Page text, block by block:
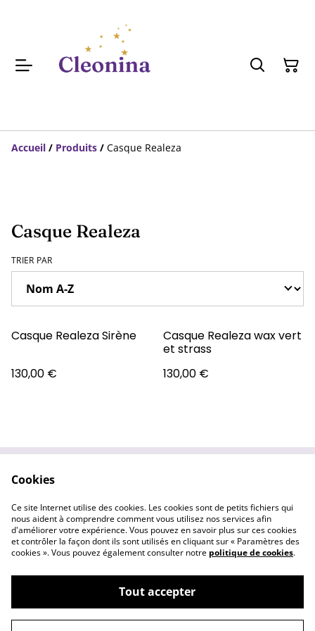
Accueil / Produits / Casque Realeza
Casque Realeza
TRIER PAR
Casque Realeza Sirène
130,00 €
Casque Realeza wax vert
et strass
130,00 €
Contactez-nous
Politique de
confidentialité
Politique de cookies
©2026Cleonina Créations
Cookies
Ce site Internet utilise des cookies. Les cookies sont de petits fichiers qui
nous aident à comprendre comment vous utilisez nos services afin
d'améliorer votre expérience. Vous pouvez en savoir plus sur ces cookies
et contrôler la façon dont ils sont utilisés en cliquant sur « Paramètres des
cookies ». Vous pouvez également consulter notre politique de cookies.
Tout accepter